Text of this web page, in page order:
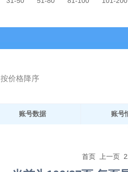
按价格降序
账号数据 账号
首页 上一页